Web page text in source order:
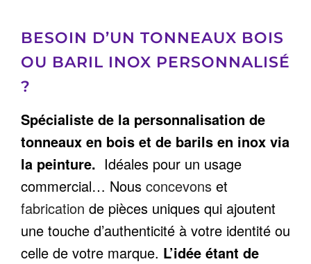
BESOIN D’UN TONNEAUX BOIS
OU BARIL INOX PERSONNALISÉ
?
Spécialiste de la personnalisation de
tonneaux en bois et de barils en inox via
la peinture. Idéales pour un usage
commercial… Nous concevons et
fabrication de pièces uniques qui ajoutent
une touche d’authenticité à votre identité ou
celle de votre marque. L’idée étant de